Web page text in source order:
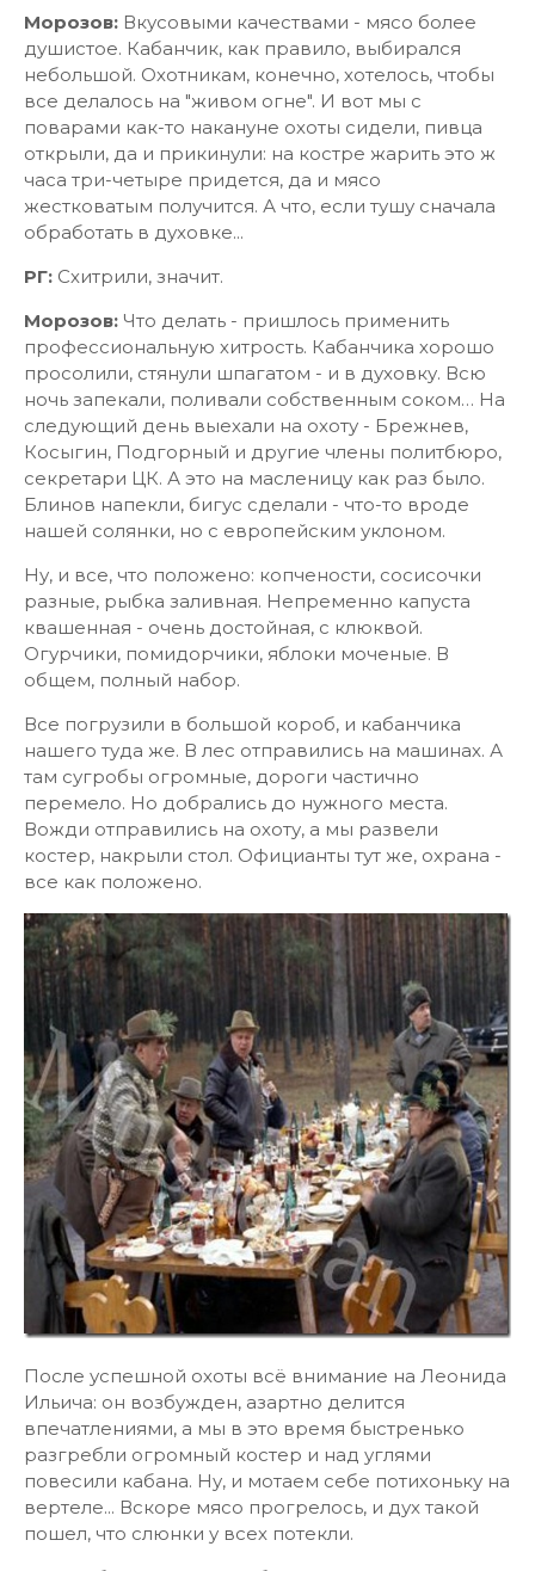
Морозов: Вкусовыми качествами - мясо более
душистое. Кабанчик, как правило, выбирался
небольшой. Охотникам, конечно, хотелось, чтобы
все делалось на "живом огне". И вот мы с
поварами как-то накануне охоты сидели, пивца
открыли, да и прикинули: на костре жарить это ж
часа три-четыре придется, да и мясо
жестковатым получится. А что, если тушу сначала
обработать в духовке...
РГ: Схитрили, значит.
Морозов: Что делать - пришлось применить
профессиональную хитрость. Кабанчика хорошо
просолили, стянули шпагатом - и в духовку. Всю
ночь запекали, поливали собственным соком… На
следующий день выехали на охоту - Брежнев,
Косыгин, Подгорный и другие члены политбюро,
секретари ЦК. А это на масленицу как раз было.
Блинов напекли, бигус сделали - что-то вроде
нашей солянки, но с европейским уклоном.
Ну, и все, что положено: копчености, сосисочки
разные, рыбка заливная. Непременно капуста
квашенная - очень достойная, с клюквой.
Огурчики, помидорчики, яблоки моченые. В
общем, полный набор.
Все погрузили в большой короб, и кабанчика
нашего туда же. В лес отправились на машинах. А
там сугробы огромные, дороги частично
перемело. Но добрались до нужного места.
Вожди отправились на охоту, а мы развели
костер, накрыли стол. Официанты тут же, охрана -
все как положено.
После успешной охоты всё внимание на Леонида
Ильича: он возбужден, азартно делится
впечатлениями, а мы в это время быстренько
разгребли огромный костер и над углями
повесили кабана. Ну, и мотаем себе потихоньку на
вертеле... Вскоре мясо прогрелось, и дух такой
пошел, что слюнки у всех потекли.